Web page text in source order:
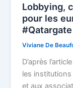
Lobbying,
pour les
#Qatargate
Viviane De
D’après
les
et aux